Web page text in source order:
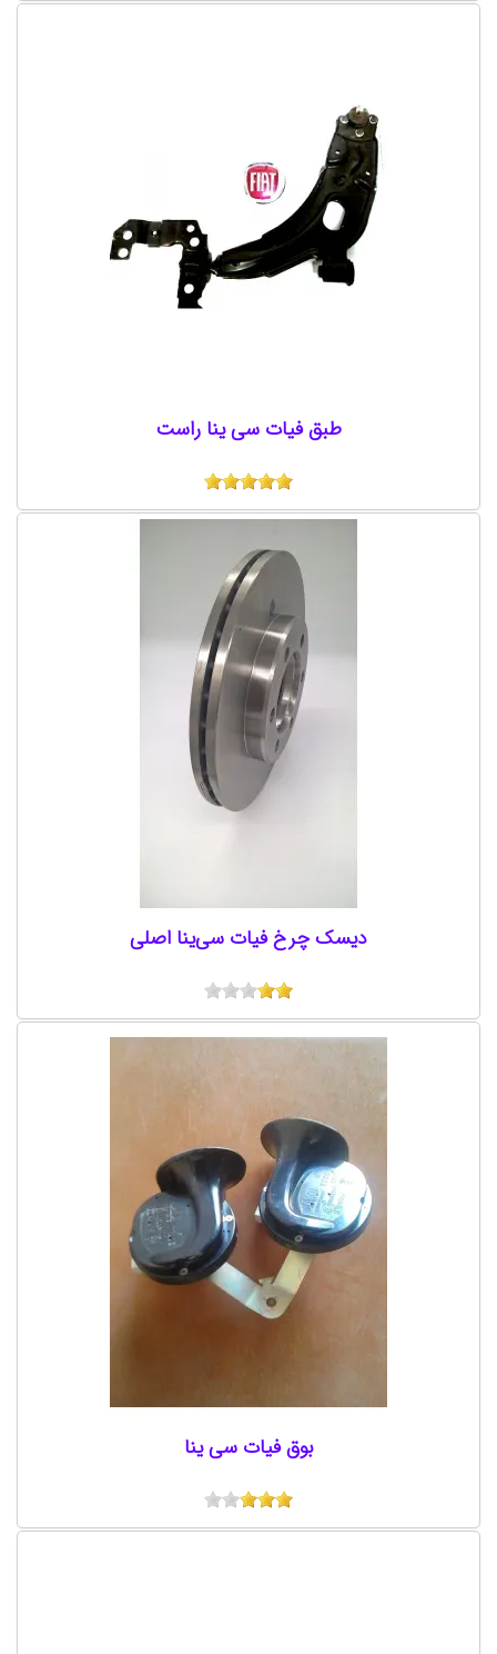
طبق فیات سی ینا راست
دیسک چرخ فیات سی‌ینا اصلی
بوق فیات سی ینا